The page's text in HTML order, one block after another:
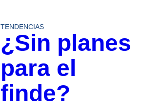
TENDENCIAS
¿Sin planes
para el
finde?